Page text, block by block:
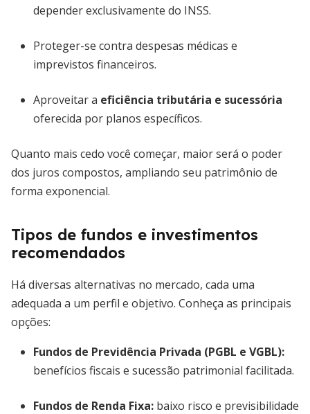
depender exclusivamente do INSS.
Proteger-se contra despesas médicas e
imprevistos financeiros.
Aproveitar a eficiência tributária e sucessória
oferecida por planos específicos.
Quanto mais cedo você começar, maior será o poder
dos juros compostos, ampliando seu patrimônio de
forma exponencial.
Tipos de fundos e investimentos
recomendados
Há diversas alternativas no mercado, cada uma
adequada a um perfil e objetivo. Conheça as principais
opções:
Fundos de Previdência Privada (PGBL e VGBL):
benefícios fiscais e sucessão patrimonial facilitada.
Fundos de Renda Fixa: baixo risco e previsibilidade